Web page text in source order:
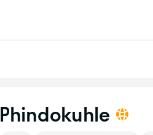
Phindokuhle